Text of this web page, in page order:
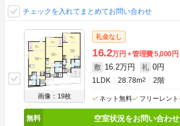
チェックを入れてまとめてお問い合わせ
画像：19枚
礼金なし
16.2万円 管理費5,000円
敷 16.2万円 礼 0円
1LDK 28.78m2 2階
ネット無料 フリーレント
空室状況をお問い合わせ